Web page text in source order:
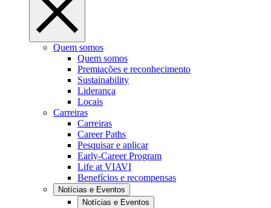
Quem somos
Quem somos
Premiações e reconhecimento
Sustainability
Liderança
Locais
Carreiras
Carreiras
Career Paths
Pesquisar e aplicar
Early-Career Program
Life at VIAVI
Benefícios e recompensas
Notícias e Eventos
Notícias e Eventos